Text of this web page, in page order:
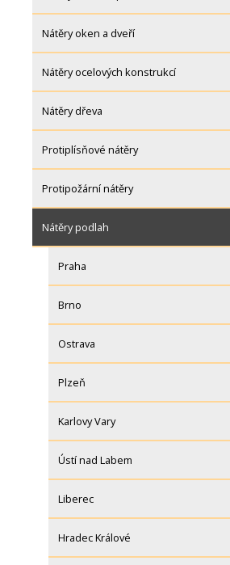
Nátěry oken a dveří
Nátěry ocelových konstrukcí
Nátěry dřeva
Protiplísňové nátěry
Protipožární nátěry
Nátěry podlah
Praha
Brno
Ostrava
Plzeň
Karlovy Vary
Ústí nad Labem
Liberec
Hradec Králové